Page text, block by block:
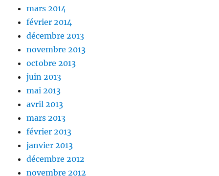
mars 2014
février 2014
décembre 2013
novembre 2013
octobre 2013
juin 2013
mai 2013
avril 2013
mars 2013
février 2013
janvier 2013
décembre 2012
novembre 2012